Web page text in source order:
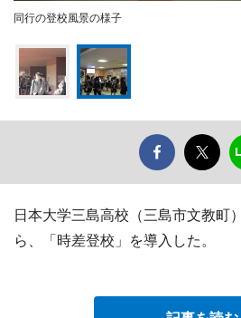
同行の登校風景の様子
日本大学三島高校（三島市文教町
ら、「時差登校」を導入した。